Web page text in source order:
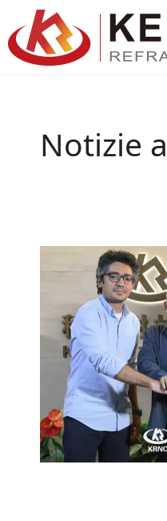
contenuto
Notizie